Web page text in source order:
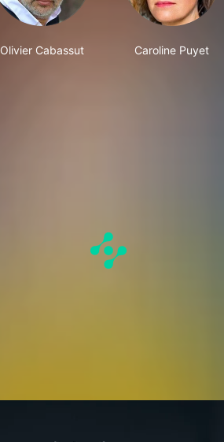
Olivier Cabassut Caroline Puyet